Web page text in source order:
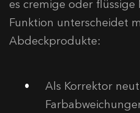
es cremige oder
Funktion unterscheidet
Abdeckprodukte:
Als Korrektor